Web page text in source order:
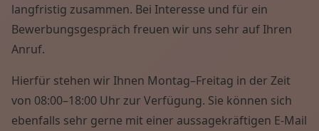
langfristig zusammen. Bei Interesse und für ein
Bewerbungsgespräch freuen wir uns sehr auf Ihren
Anruf.
Hierfür stehen wir Ihnen Montag–Freitag in der Zeit
von 08:00–18:00 Uhr zur Verfügung. Sie können sich
ebenfalls sehr gerne mit einer aussagekräftigen E-Mail